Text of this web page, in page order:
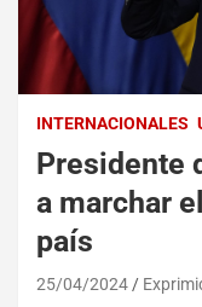
INTERNACIONALES
Presidente
a marchar
país
25/04/2024